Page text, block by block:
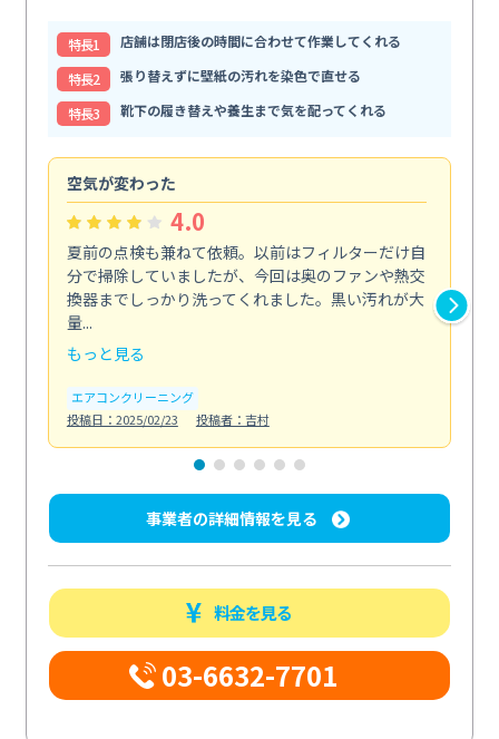
特⻑1
店舗は閉店後の時間に合わせて作業してくれる
特⻑2
張り替えずに壁紙の汚れを染色で直せる
特⻑3
靴下の履き替えや養生まで気を配ってくれる
空気が変わった
4.0
夏前の点検も兼ねて依頼。以前はフィルターだけ自
分で掃除していましたが、今回は奥のファンや熱交
換器までしっかり洗ってくれました。黒い汚れが大
量...
もっと見る
エアコンクリーニング
投稿日：2025/02/23
投稿者：吉村
事業者の詳細情報を見る
料金を見る
03-6632-7701